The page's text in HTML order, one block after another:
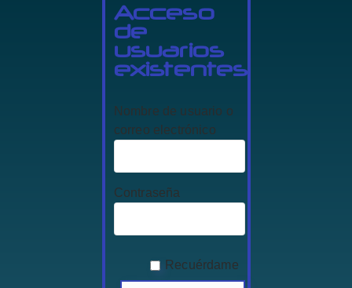
Acceso
de
usuarios
existentes
Nombre de usuario o
correo electrónico
Contraseña
Recuérdame